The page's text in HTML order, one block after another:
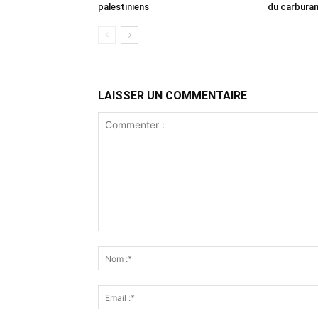
palestiniens du
LAISSER UN COMMENTAIRE